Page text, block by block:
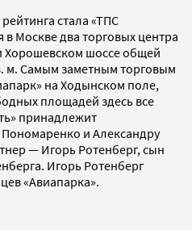
стала «ТПС
Москве два торговых центра
Хорошевском шоссе общей
м. Самым заметным торговым
на Ходынском поле,
площадей здесь все
принадлежит
и Александру
— Игорь Ротенберг, сын
Игорь Ротенберг
«Авиапарка».